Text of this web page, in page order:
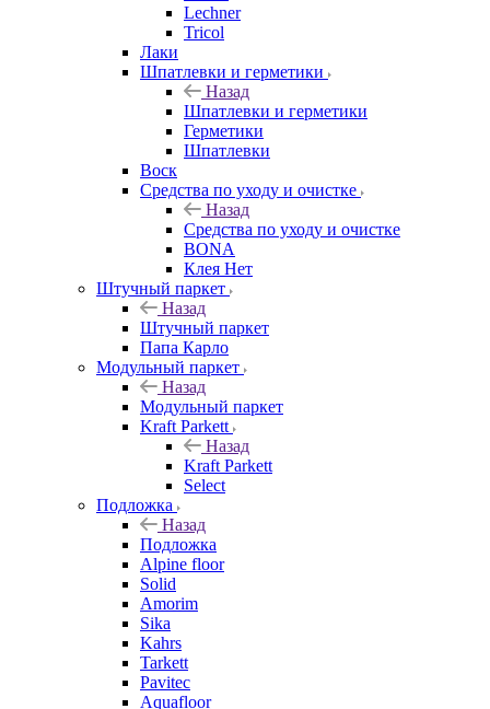
Lechner
Tricol
Лаки
Шпатлевки и герметики
Назад
Шпатлевки и герметики
Герметики
Шпатлевки
Воск
Средства по уходу и очистке
Назад
Средства по уходу и очистке
BONA
Клея Нет
Штучный паркет
Назад
Штучный паркет
Папа Карло
Модульный паркет
Назад
Модульный паркет
Kraft Parkett
Назад
Kraft Parkett
Select
Подложка
Назад
Подложка
Alpine floor
Solid
Amorim
Sika
Kahrs
Tarkett
Pavitec
Aquafloor